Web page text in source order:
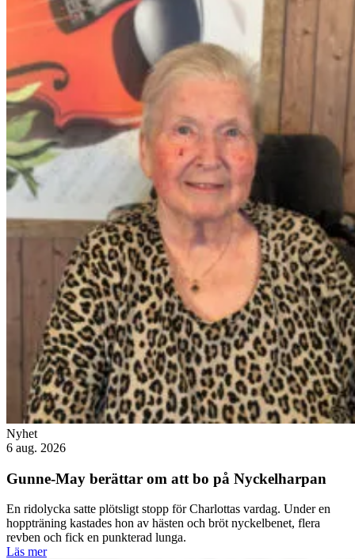
Nyhet
6 aug. 2026
Gunne-May berättar om att bo på Nyckelharpan
En ridolycka satte plötsligt stopp för Charlottas vardag. Under en
hoppträning kastades hon av hästen och bröt nyckelbenet, flera
revben och fick en punkterad lunga.
Läs mer